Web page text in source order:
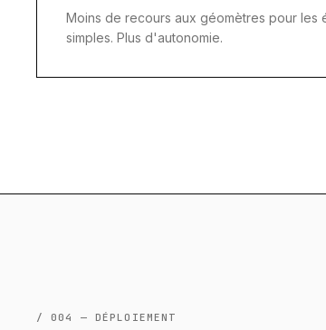
Moins de recours aux géomètres pour les
simples. Plus d'autonomie.
/ 004 — DÉPLOIEMENT